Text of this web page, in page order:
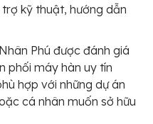
kỹ thuật, hướng dẫn
Phú được đánh giá
phối máy hàn uy tín
hợp với những dự án
cá nhân muốn sở hữu